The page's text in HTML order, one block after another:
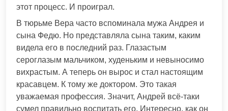
этот процесс. И проиграл.
В тюрьме Вера часто вспоминала мужа Андрея и
сына Федю. Но представляла сына таким, каким
видела его в последний раз. Глазастым
сероглазым мальчиком, худеньким и невыносимо
вихрастым. А теперь он вырос и стал настоящим
красавцем. К тому же доктором. Это такая
уважаемая профессия. Значит, Андрей всё-таки
сумел правильно воспитать его. Интересно, как он